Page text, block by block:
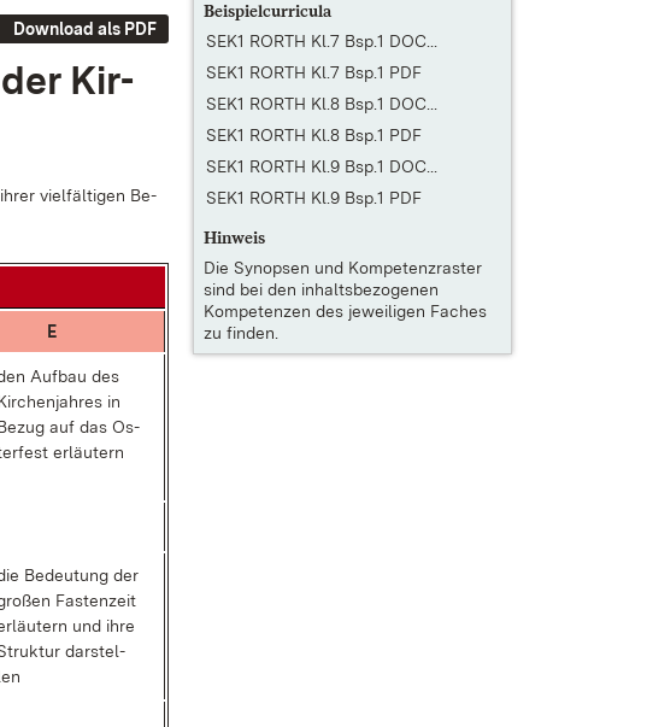
Download als PDF
der Kir­
ih­rer viel­fäl­ti­gen Be­
E
Auf­bau des
in
auf das Os­
er­läu­tern
Be­deu­tung der
Fas­ten­zeit
und ih­re
dar­stel­
Beispielcurricula
SEK1 RORTH Kl.7 Bsp.1 DOC...
SEK1 RORTH Kl.7 Bsp.1 PDF
SEK1 RORTH Kl.8 Bsp.1 DOC...
SEK1 RORTH Kl.8 Bsp.1 PDF
SEK1 RORTH Kl.9 Bsp.1 DOC...
SEK1 RORTH Kl.9 Bsp.1 PDF
Hinweis
Die Synopsen und Kompetenzraster
sind bei den inhaltsbezogenen
Kompetenzen des jeweiligen Faches
zu finden.